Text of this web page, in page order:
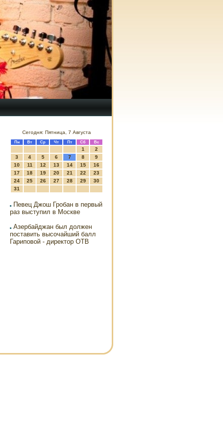
Сегодня: Пятница, 7 Августа
Пн Вт Ср Чт Пт Сб Вс
1
2
3
4 5 6 7 8
9
10
11 12 13 14 15
16
17
18 19 20 21 22
23
24
25 26 27 28 29
30
31
Певец Джош Гробан в первый
раз выступил в Москве
Азербайджан был должен
поставить высочайший балл
Гариповой - директор ОТВ